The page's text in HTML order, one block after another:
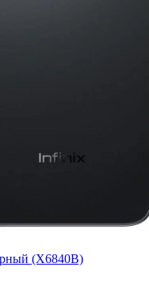
(X6840B)